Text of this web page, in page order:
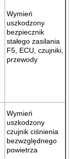
Wymień
uszkodzony
bezpiecznik
stałego zasilania
F5, ECU, czujniki,
przewody
Wymień
uszkodzony
czujnik ciśnienia
bezwzględnego
powietrza